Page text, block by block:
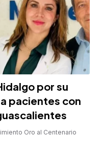
por su
pacientes con
Oro al Centenario